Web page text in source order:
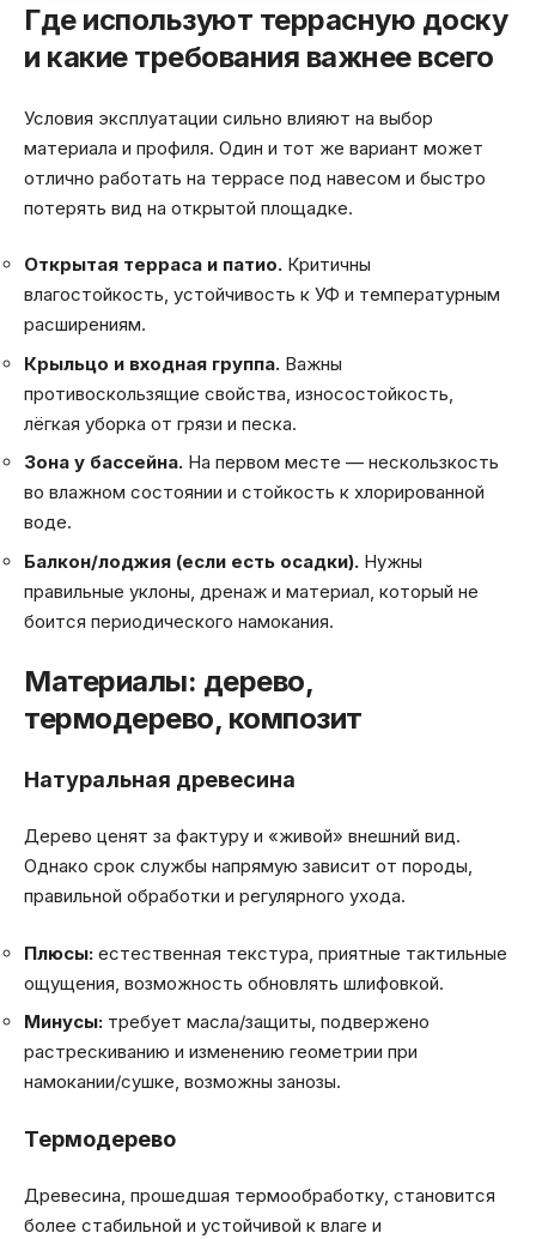
Где используют террасную доску
и какие требования важнее всего
Условия эксплуатации сильно влияют на выбор
материала и профиля. Один и тот же вариант может
отлично работать на террасе под навесом и быстро
потерять вид на открытой площадке.
Открытая терраса и патио. Критичны
влагостойкость, устойчивость к УФ и температурным
расширениям.
Крыльцо и входная группа. Важны
противоскользящие свойства, износостойкость,
лёгкая уборка от грязи и песка.
Зона у бассейна. На первом месте — нескользкость
во влажном состоянии и стойкость к хлорированной
воде.
Балкон/лоджия (если есть осадки). Нужны
правильные уклоны, дренаж и материал, который не
боится периодического намокания.
Материалы: дерево,
термодерево, композит
Натуральная древесина
Дерево ценят за фактуру и «живой» внешний вид.
Однако срок службы напрямую зависит от породы,
правильной обработки и регулярного ухода.
Плюсы: естественная текстура, приятные тактильные
ощущения, возможность обновлять шлифовкой.
Минусы: требует масла/защиты, подвержено
растрескиванию и изменению геометрии при
намокании/сушке, возможны занозы.
Термодерево
Древесина, прошедшая термообработку, становится
более стабильной и устойчивой к влаге и